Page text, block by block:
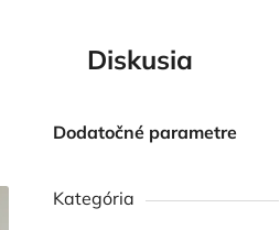
Diskusia
Dodatočné parametre
Kategória